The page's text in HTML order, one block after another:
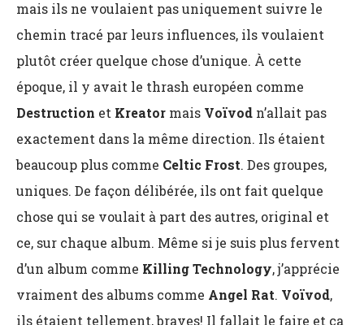
mais ils ne voulaient pas uniquement suivre le
chemin tracé par leurs influences, ils voulaient
plutôt créer quelque chose d’unique. À cette
époque, il y avait le thrash européen comme
Destruction et Kreator mais Voïvod n’allait pas
exactement dans la même direction. Ils étaient
beaucoup plus comme Celtic Frost. Des groupes,
uniques. De façon délibérée, ils ont fait quelque
chose qui se voulait à part des autres, original et
ce, sur chaque album. Même si je suis plus fervent
d’un album comme Killing Technology, j’apprécie
vraiment des albums comme Angel Rat. Voïvod,
ils étaient tellement, braves! Il fallait le faire et ça